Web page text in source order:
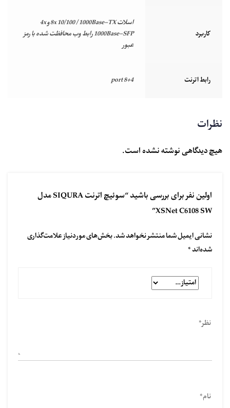
کاربرد
اسلات 8x 10/100 / 1000Base-TX و 4x
1000Base-SFP رابط وب محافظت شده با رمز
عبور
رابط اترنت 8+4 port
نظرات
هیچ دیدگاهی نوشته نشده است.
اولین نفر برای بررسی باشید “سوئیچ اترنت SIQURA مدل
XSNet C6108 SW”
نشانی ایمیل شما منتشر نخواهد شد.بخش‌های موردنیاز علامت‌گذاری
شده‌اند*